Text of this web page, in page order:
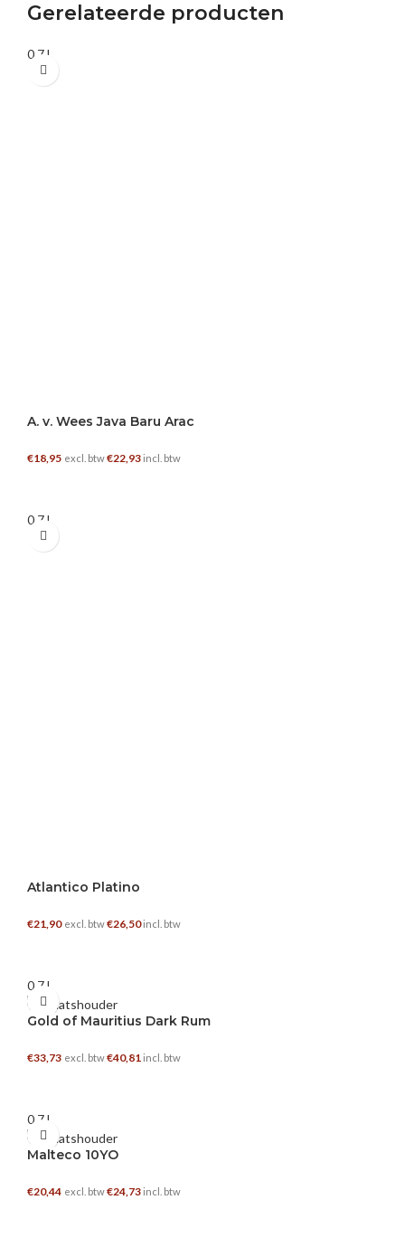
Gerelateerde producten
0.7 L
A. v. Wees Java Baru Arac
€18,95 excl. btw€22,93 incl. btw
0.7 L
Atlantico Platino
€21,90 excl. btw€26,50incl. btw
0.7 L
Gold of Mauritius Dark Rum
€33,73 excl. btw€40,81 incl. btw
0.7 L
Malteco 10YO
€20,44 excl. btw€24,73 incl. btw